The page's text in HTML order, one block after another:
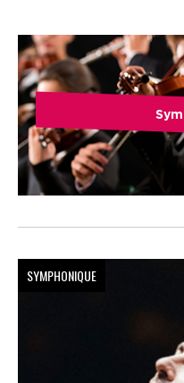
SYMPHONIQUE